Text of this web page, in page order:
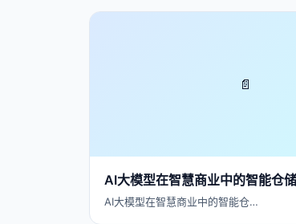
📄
AI大模型在智慧商业中的智能仓
AI大模型在智慧商业中的智能仓…